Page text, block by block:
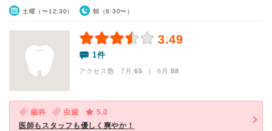
土曜（〜12:30） 朝（8:30〜）
3.49
1件
アクセス数 7月:65 | 6月:88
歯科 虫歯
5.0
医師もスタッフも優しく爽やか！